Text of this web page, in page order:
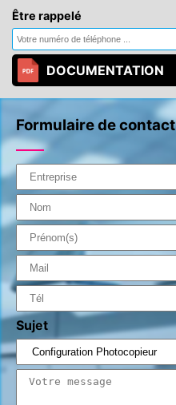
Être rappelé
DOCUMENTATION
Formulaire de contact
Sujet